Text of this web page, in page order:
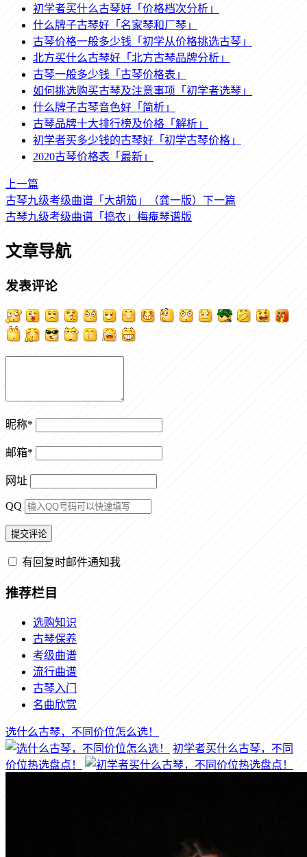
初学者买什么古琴好「价格档次分析」
什么牌子古琴好「名家琴和厂琴」
古琴价格一般多少钱「初学从价格挑选古琴」
北方买什么古琴好「北方古琴品牌分析」
古琴一般多少钱「古琴价格表」
如何挑选购买古琴及注意事项「初学者选琴」
什么牌子古琴音色好「简析」
古琴品牌十大排行榜及价格「解析」
初学者买多少钱的古琴好「初学古琴价格」
2020古琴价格表「最新」
上一篇
古琴九级考级曲谱「大胡笳」（龚一版） 下一篇
古琴九级考级曲谱「捣衣」梅痷琴谱版
文章导航
发表评论
昵称*
邮箱*
网址
QQ
有回复时邮件通知我
推荐栏目
选购知识
古琴保养
考级曲谱
流行曲谱
古琴入门
名曲欣赏
选什么古琴，不同价位怎么选！
初学者买什么古琴，不同
价位热选盘点！